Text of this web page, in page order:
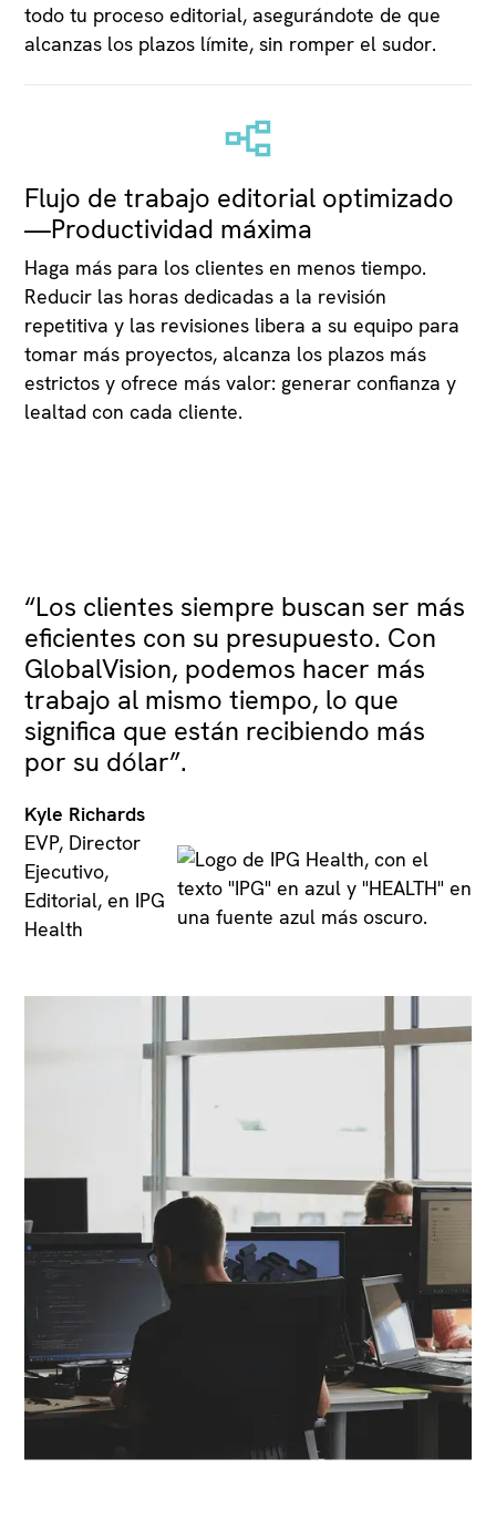
todo tu proceso editorial, asegurándote de que
alcanzas los plazos límite, sin romper el sudor.
Flujo de trabajo editorial optimizado
—Productividad máxima
Haga más para los clientes en menos tiempo.
Reducir las horas dedicadas a la revisión
repetitiva y las revisiones libera a su equipo para
tomar más proyectos, alcanza los plazos más
estrictos y ofrece más valor: generar confianza y
lealtad con cada cliente.
“Los clientes siempre buscan ser más
eficientes con su presupuesto. Con
GlobalVision, podemos hacer más
trabajo al mismo tiempo, lo que
significa que están recibiendo más
por su dólar”.
Kyle Richards
EVP, Director
Ejecutivo,
Editorial, en IPG
Health